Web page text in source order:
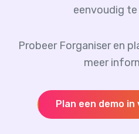
eenvoudig te
Probeer Forganiser en
meer
Plan een demo